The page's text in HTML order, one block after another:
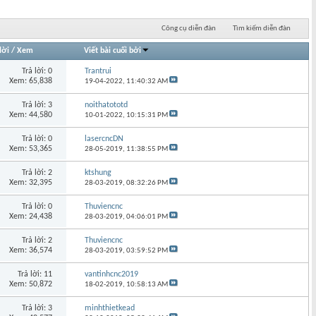
Công cụ diễn đàn Tìm kiếm diễn đàn
/ Xem Viết bài cuối bởi
Trả lời: 0
Xem: 65,838
Trantrui
19-04-2022, 11:40:32 AM
Trả lời: 3
Xem: 44,580
noithatototd
10-01-2022, 10:15:31 PM
Trả lời: 0
Xem: 53,365
lasercncDN
28-05-2019, 11:38:55 PM
Trả lời: 2
Xem: 32,395
ktshung
28-03-2019,08:32:26 PM
Trả lời: 0
Xem: 24,438
Thuviencnc
28-03-2019,04:06:01 PM
Trả lời: 2
Xem: 36,574
Thuviencnc
28-03-2019,03:59:52 PM
Trả lời: 11
Xem: 50,872
vantinhcnc2019
18-02-2019, 10:58:13 AM
Trả lời: 3
minhthietkead